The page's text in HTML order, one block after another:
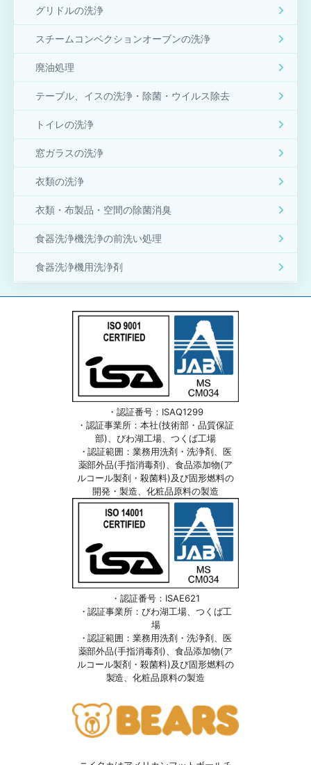
グリドルの洗浄
スチームコンベクションオーブンの洗浄
廃油処理
テーブル、イスの洗浄・除菌・ウイルス除去
トイレの洗浄
窓ガラスの洗浄
衣類の洗浄
衣類・布製品・空間の除菌消臭
食器洗浄機洗浄の前洗い処理
食器洗浄機用洗浄剤
・認証番号：ISAQ1299
・認証事業所：本社(技術部・品質保証
部)、びわ湖工場、つくば工場
・認証範囲：業務用洗剤・洗浄剤、医
薬部外品(手指消毒剤)、食品添加物(ア
ルコール製剤・殺菌料)及び固形燃料の
開発・製造、化粧品原料の製造
・認証番号：ISAE621
・認証事業所：びわ湖工場、つくば工
場
・認証範囲：業務用洗剤・洗浄剤、医
薬部外品(手指消毒剤)、食品添加物(ア
ルコール製剤・殺菌料)及び固形燃料の
製造、化粧品原料の製造